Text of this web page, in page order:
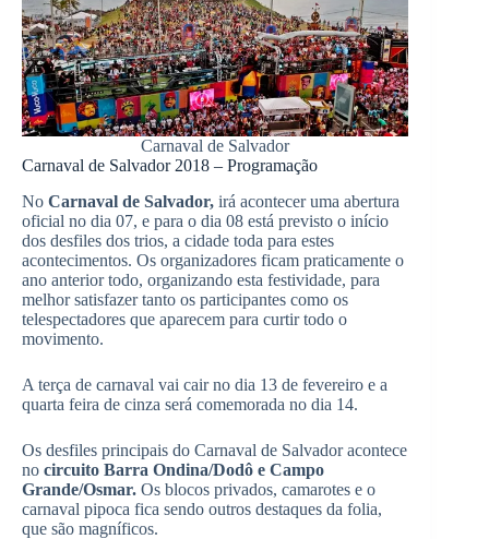
Carnaval de Salvador
Carnaval de Salvador 2018 – Programação
No Carnaval de Salvador, irá acontecer uma abertura
oficial no dia 07, e para o dia 08 está previsto o início
dos desfiles dos trios, a cidade toda para estes
acontecimentos. Os organizadores ficam praticamente o
ano anterior todo, organizando esta festividade, para
melhor satisfazer tanto os participantes como os
telespectadores que aparecem para curtir todo o
movimento.
A terça de carnaval vai cair no dia 13 de fevereiro e a
quarta feira de cinza será comemorada no dia 14.
Os desfiles principais do Carnaval de Salvador acontece
no circuito Barra Ondina/Dodô e Campo
Grande/Osmar. Os blocos privados, camarotes e o
carnaval pipoca fica sendo outros destaques da folia,
que são magníficos.